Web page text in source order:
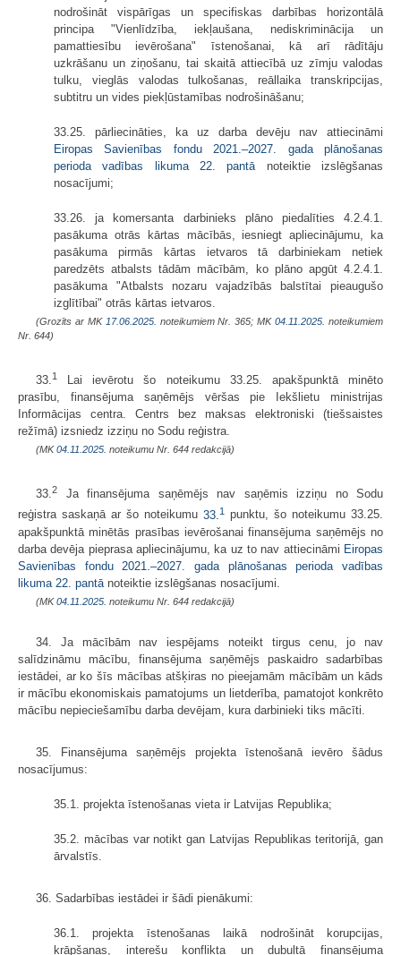
nodrošināt vispārīgas un specifiskas darbības horizontālā
principa "Vienlīdzība, iekļaušana, nediskriminācija un
pamattiesību ievērošana" īstenošanai, kā arī rādītāju
uzkrāšanu un ziņošanu, tai skaitā attiecībā uz zīmju valodas
tulku, vieglās valodas tulkošanas, reāllaika transkripcijas,
subtitru un vides piekļūstamības nodrošināšanu;
33.25. pārliecināties, ka uz darba devēju nav attiecināmi
Eiropas Savienības fondu 2021.–2027. gada plānošanas
perioda vadības likuma 22. pantā noteiktie izslēgšanas
nosacījumi;
33.26. ja komersanta darbinieks plāno piedalīties 4.2.4.1.
pasākuma otrās kārtas mācībās, iesniegt apliecinājumu, ka
pasākuma pirmās kārtas ietvaros tā darbiniekam netiek
paredzēts atbalsts tādām mācībām, ko plāno apgūt 4.2.4.1.
pasākuma "Atbalsts nozaru vajadzībās balstītai pieaugušo
izglītībai" otrās kārtas ietvaros.
(Grozīts ar MK 17.06.2025. noteikumiem Nr. 365; MK04.11.2025. noteikumiem
Nr. 644)
33. 1
Lai ievērotu šo noteikumu 33.25. apakšpunktā minēto
prasību, finansējuma saņēmējs vēršas pie Iekšlietu ministrijas
Informācijas centra. Centrs bez maksas elektroniski (tiešsaistes
režīmā) izsniedz izziņu no Sodu reģistra.
(MK04.11.2025. noteikumu Nr. 644 redakcijā)
33.2
Ja finansējuma saņēmējs nav saņēmis izziņu no Sodu
reģistra saskaņā ar šo noteikumu 33. 1
punktu, šo noteikumu 33.25.
apakšpunktā minētās prasības ievērošanai finansējuma saņēmējs no
darba devēja pieprasa apliecinājumu, ka uz to nav attiecināmi Eiropas
Savienības fondu 2021.–2027. gada plānošanas perioda vadības
likuma 22. pantā noteiktie izslēgšanas nosacījumi.
(MK04.11.2025. noteikumu Nr. 644 redakcijā)
34. Ja mācībām nav iespējams noteikt tirgus cenu, jo nav
salīdzināmu mācību, finansējuma saņēmējs paskaidro sadarbības
iestādei, ar ko šīs mācības atšķiras no pieejamām mācībām un kāds
ir mācību ekonomiskais pamatojums un lietderība, pamatojot konkrēto
mācību nepieciešamību darba devējam, kura darbinieki tiks mācīti.
35. Finansējuma saņēmējs projekta īstenošanā ievēro šādus
nosacījumus:
35.1. projekta īstenošanas vieta ir Latvijas Republika;
35.2. mācības var notikt gan Latvijas Republikas teritorijā, gan
ārvalstīs.
36. Sadarbības iestādei ir šādi pienākumi:
36.1. projekta īstenošanas laikā nodrošināt korupcijas,
krāpšanas, interešu konflikta un dubultā finansējuma